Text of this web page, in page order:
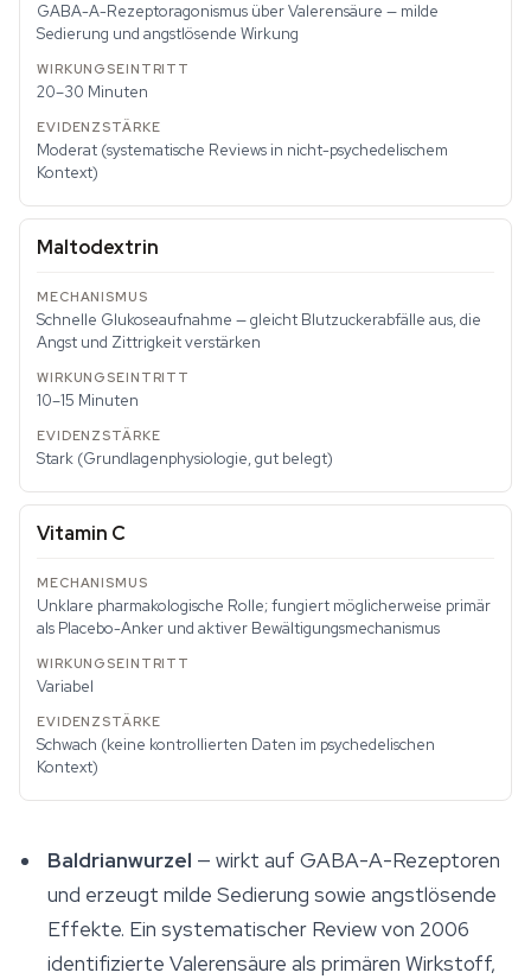
GABA-A-Rezeptoragonismus über Valerensäure — milde
Sedierung und angstlösende Wirkung
20–30 Minuten
Moderat (systematische Reviews in nicht-psychedelischem
Kontext)
Maltodextrin
Schnelle Glukoseaufnahme — gleicht Blutzuckerabfälle aus, die
Angst und Zittrigkeit verstärken
10–15 Minuten
Stark (Grundlagenphysiologie, gut belegt)
Vitamin C
Unklare pharmakologische Rolle; fungiert möglicherweise primär
als Placebo-Anker und aktiver Bewältigungsmechanismus
Variabel
Schwach (keine kontrollierten Daten im psychedelischen
Kontext)
Baldrianwurzel — wirkt auf GABA-A-Rezeptoren
und erzeugt milde Sedierung sowie angstlösende
Effekte. Ein systematischer Review von 2006
identifizierte Valerensäure als primären Wirkstoff,